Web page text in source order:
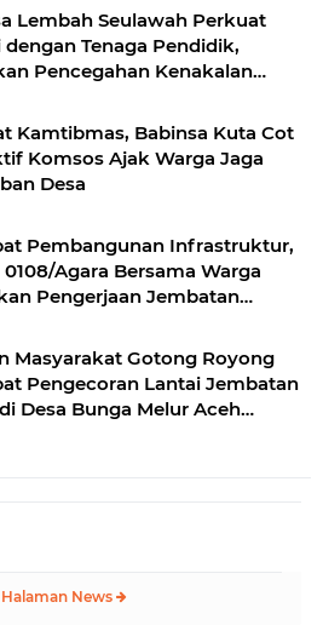
Lembah Seulawah Perkuat
dengan Tenaga Pendidik,
Pencegahan Kenakalan
Kamtibmas, Babinsa Kuta Cot
Komsos Ajak Warga Jaga
Desa
Pembangunan Infrastruktur,
Agara Bersama Warga
Pengerjaan Jembatan
Masyarakat Gotong Royong
Pengecoran Lantai Jembatan
Desa Bunga Melur Aceh
Halaman News